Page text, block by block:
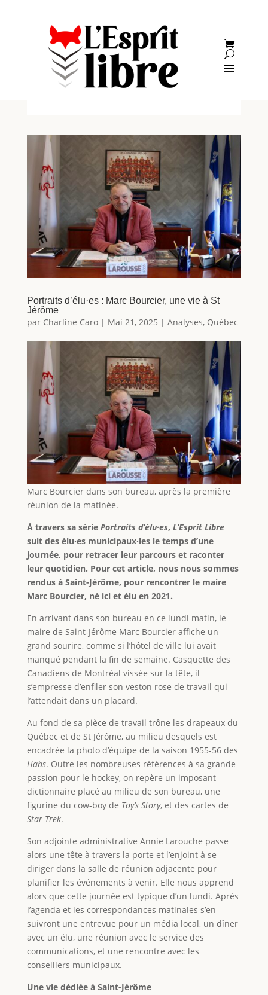
Portraits d’élu·es : Marc Bourcier, une vie à St
Jérôme
par Charline Caro| Mai 21, 2025 | Analyses, Québec
Marc Bourcier dans son bureau, après la première
réunion de la matinée.
À travers sa série Portraits d’élu·es, L’Esprit Libre
suit des élu·es municipaux·les le temps d’une
journée, pour retracer leur parcours et raconter
leur quotidien. Pour cet article, nous nous sommes
rendus à Saint-Jérôme, pour rencontrer le maire
Marc Bourcier, né ici et élu en 2021.
En arrivant dans son bureau en ce lundi matin, le
maire de Saint-Jérôme Marc Bourcier affiche un
grand sourire, comme si l’hôtel de ville lui avait
manqué pendant la fin de semaine. Casquette des
Canadiens de Montréal vissée sur la tête, il
s’empresse d’enfiler son veston rose de travail qui
l’attendait dans un placard.
Au fond de sa pièce de travail trône les drapeaux du
Québec et de St Jérôme, au milieu desquels est
encadrée la photo d’équipe de la saison 1955-56 des
Habs. Outre les nombreuses références à sa grande
passion pour le hockey, on repère un imposant
dictionnaire placé au milieu de son bureau, une
figurine du cow-boy de Toy’s Story, et des cartes de
Star Trek.
Son adjointe administrative Annie Larouche passe
alors une tête à travers la porte et l’enjoint à se
diriger dans la salle de réunion adjacente pour
planifier les événements à venir. Elle nous apprend
alors que cette journée est typique d’un lundi. Après
l’agenda et les correspondances matinales s’en
suivront une entrevue pour un média local, un dîner
avec un élu, une réunion avec le service des
communications, et une rencontre avec les
conseillers municipaux.
Une vie dédiée à Saint-Jérôme